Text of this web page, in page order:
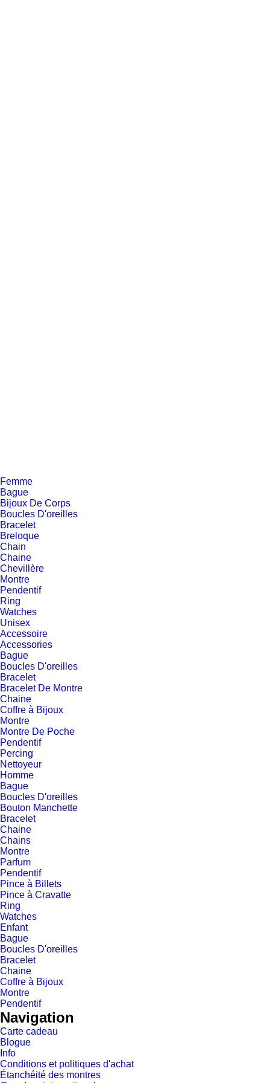
Femme
Bague
Bijoux De Corps
Boucles D'oreilles
Bracelet
Breloque
Chain
Chaine
Chevillère
Montre
Pendentif
Ring
Watches
Unisex
Accessoire
Accessories
Bague
Boucles D'oreilles
Bracelet
Bracelet De Montre
Chaine
Coffre à Bijoux
Montre
Montre De Poche
Pendentif
Percing
Nettoyeur
Homme
Bague
Boucles D'oreilles
Bouton Manchette
Bracelet
Chaine
Chains
Montre
Parfum
Pendentif
Pince à Billets
Pince à Cravatte
Ring
Watches
Enfant
Bague
Boucles D'oreilles
Bracelet
Chaine
Coffre à Bijoux
Montre
Pendentif
Navigation
Carte cadeau
Blogue
Info
Conditions et politiques d'achat
Étanchéité des montres